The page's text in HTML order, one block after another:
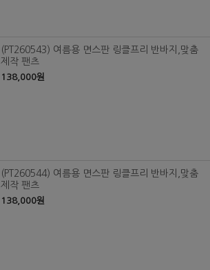
(PT260543) 여름용 면스판 링클프리 반바지,맞춤
제작 팬츠
138,000원
(PT260544) 여름용 면스판 링클프리 반바지,맞춤
제작 팬츠
138,000원